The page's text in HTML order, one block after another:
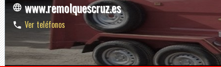
www.remolquescruz.es
Ver teléfonos